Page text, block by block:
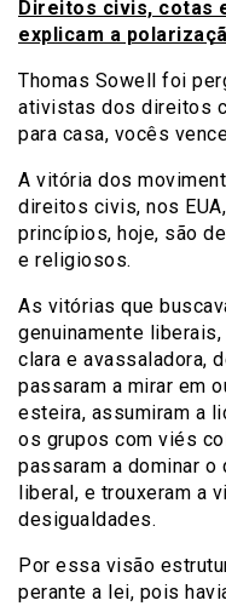
Direitos civis, cotas
explicam a
Thomas Sowell foi
ativistas dos direitos
para casa, vocês
A vitória dos
direitos civis, nos
princípios, hoje, são
e religiosos.
As vitórias que
genuinamente
clara e avassaladora,
passaram a mirar em
esteira, assumiram a
os grupos com viés
passaram a dominar
liberal, e trouxeram a
desigualdades.
Por essa visão
perante a lei, pois